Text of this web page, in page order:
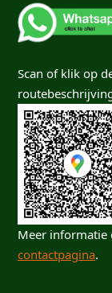
Scan of klik op
Meer informatie
contactpagina.